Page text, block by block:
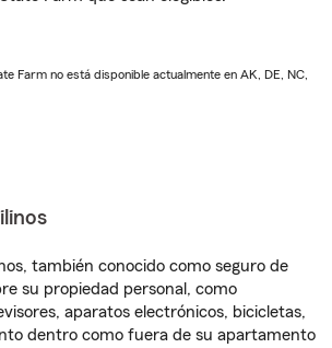
Farm no está disponible actualmente en AK, DE, NC,
también conocido como seguro de
su propiedad personal, como
aparatos electrónicos, bicicletas,
dentro como fuera de su apartamento